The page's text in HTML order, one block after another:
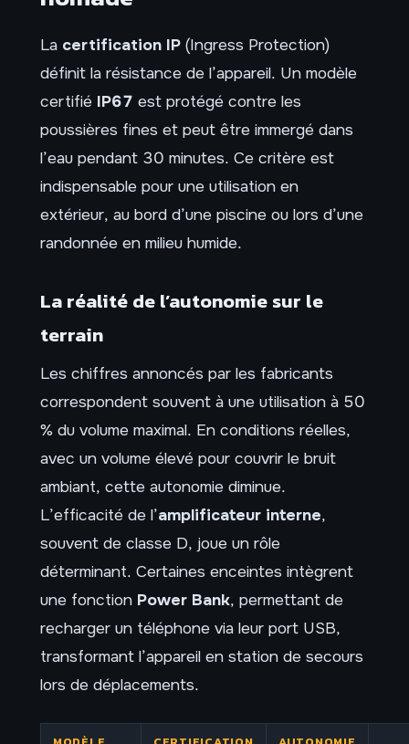
La certification IP (Ingress Protection)
définit la résistance de l’appareil. Un modèle
certifié IP67 est protégé contre les
poussières fines et peut être immergé dans
l’eau pendant 30 minutes. Ce critère est
indispensable pour une utilisation en
extérieur, au bord d’une piscine ou lors d’une
randonnée en milieu humide.
La réalité de l’autonomie sur le
terrain
Les chiffres annoncés par les fabricants
correspondent souvent à une utilisation à 50
% du volume maximal. En conditions réelles,
avec un volume élevé pour couvrir le bruit
ambiant, cette autonomie diminue.
L’efficacité de l’amplificateur interne,
souvent de classe D, joue un rôle
déterminant. Certaines enceintes intègrent
une fonction Power Bank, permettant de
recharger un téléphone via leur port USB,
transformant l’appareil en station de secours
lors de déplacements.